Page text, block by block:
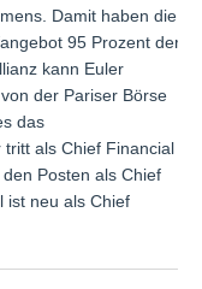
Damit haben die
95 Prozent der
kann Euler
der Pariser Börse
das
als Chief Financial
Posten als Chief
ist neu als Chief